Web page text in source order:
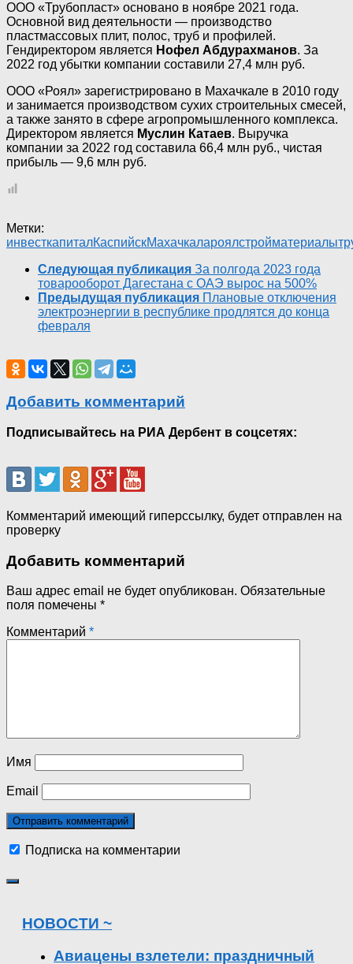
ООО «Трубопласт» основано в ноябре 2021 года.
Основной вид деятельности — производство
пластмассовых плит, полос, труб и профилей.
Гендиректором является Нофел Абдурахманов. За
2022 год убытки компании составили 27,4 млн руб.
ООО «Роял» зарегистрировано в Махачкале в 2010 году
и занимается производством сухих строительных смесей,
а также занято в сфере агропромышленного комплекса.
Директором является Муслин Катаев. Выручка
компании за 2022 год составила 66,4 млн руб., чистая
прибыль — 9,6 млн руб.
Метки:
инвесткапиталКаспийскМахачкалароялстройматериалы
Следующая публикация За полгода 2023 года
товарооборот Дагестана с ОАЭ вырос на 500%
Предыдущая публикация Плановые отключения
электроэнергии в республике продлятся до конца
февраля
Добавить комментарий
Подписывайтесь на РИА Дербент в соцсетях:
Комментарий имеющий гиперссылку, будет отправлен на
проверку
Добавить комментарий
Ваш адрес email не будет опубликован. Обязательные
поля помечены *
Комментарий *
Имя
Email
Подписка на комментарии
НОВОСТИ ~
Авиацены взлетели: праздничный